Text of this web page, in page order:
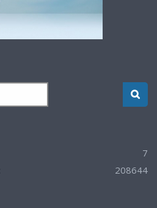
7
208644